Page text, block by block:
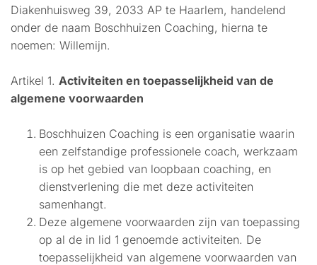
Diakenhuisweg 39, 2033 AP te Haarlem, handelend
onder de naam Boschhuizen Coaching, hierna te
noemen: Willemijn.
Artikel 1. Activiteiten en toepasselijkheid van de
algemene voorwaarden
Boschhuizen Coaching is een organisatie waarin
een zelfstandige professionele coach, werkzaam
is op het gebied van loopbaan coaching, en
dienstverlening die met deze activiteiten
samenhangt.
Deze algemene voorwaarden zijn van toepassing
op al de in lid 1 genoemde activiteiten. De
toepasselijkheid van algemene voorwaarden van